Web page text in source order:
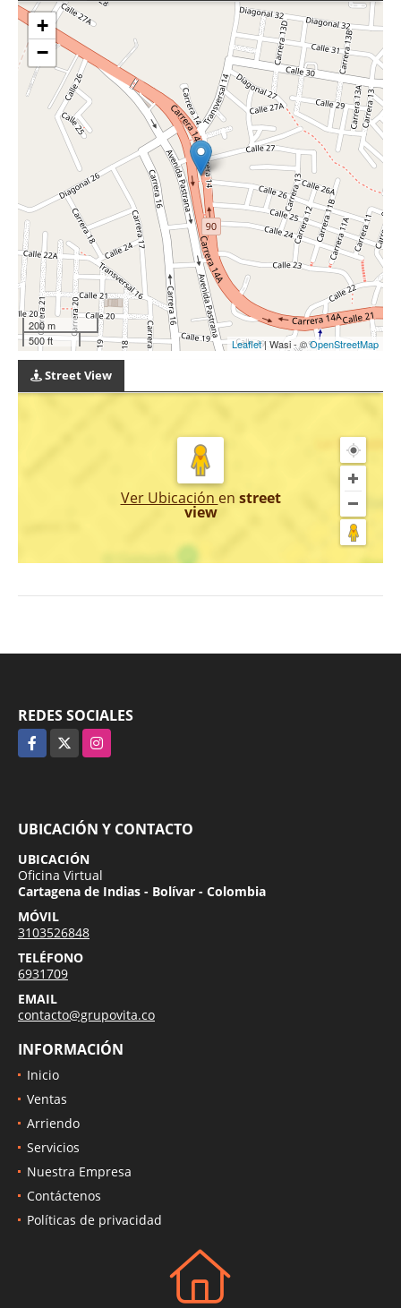
+
−
200 m
500 ft
Leaflet| Wasi - ©OpenStreetMap
Street View
Ver Ubicación en street
view
REDES SOCIALES
Facebook Instagram
UBICACIÓN Y CONTACTO
UBICACIÓN
Oficina Virtual
Cartagena de Indias - Bolívar - Colombia
MÓVIL
3103526848
TELÉFONO
6931709
EMAIL
contacto@grupovita.co
INFORMACIÓN
Inicio
Ventas
Arriendo
Servicios
Nuestra Empresa
Contáctenos
Políticas de privacidad